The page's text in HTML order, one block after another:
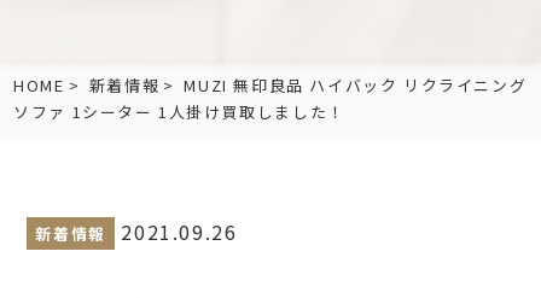
HOME 新着情報
MUZI 無印良品 ハイバック リクライニング
ソファ 1シーター 1人掛け買取しました！
新着情報 2021.09.26